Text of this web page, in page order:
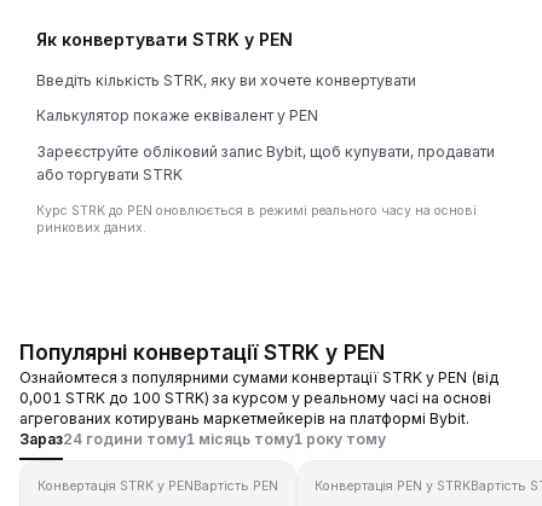
Як конвертувати STRK у PEN
Введіть кількість STRK, яку ви хочете конвертувати
Калькулятор покаже еквівалент у PEN
Зареєструйте обліковий запис Bybit, щоб купувати, продавати
або торгувати STRK
Курс STRK до PEN оновлюється в режимі реального часу на основі
ринкових даних.
Популярні конвертації STRK у PEN
Ознайомтеся з популярними сумами конвертації STRK у PEN (від
0,001 STRK до 100 STRK) за курсом у реальному часі на основі
агрегованих котирувань маркетмейкерів на платформі Bybit.
Зараз24 години тому1 місяць тому1 року тому
Конвертація STRK у PENВартість PEN Конвертація PEN у STRKВартість